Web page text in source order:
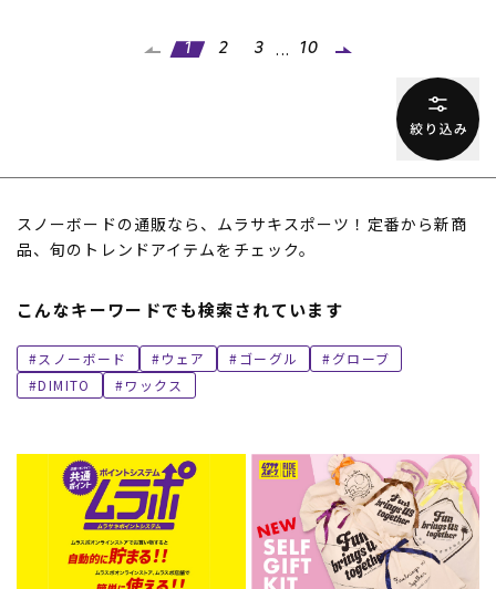
1 2 3 ... 10
スノーボードの通販なら、ムラサキスポーツ！定番から新商
品、旬のトレンドアイテムをチェック。
こんなキーワードでも検索されています
スノーボード ウェア ゴーグル
グローブ
DIMITO
ワックス